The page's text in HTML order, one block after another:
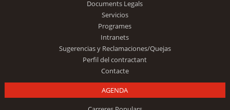
Documents Legals
Servicios
Programes
Intranets
Sugerencias y Reclamaciones/Quejas
Perfil del contractant
Contacte
AGENDA